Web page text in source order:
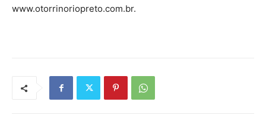
www.otorrinoriopreto.com.br.